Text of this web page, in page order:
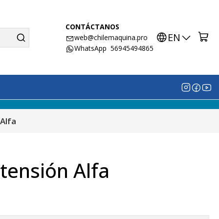
CONTÁCTANOS
web@chilemaquina.pro
WhatsApp 56945494865
EN
Alfa